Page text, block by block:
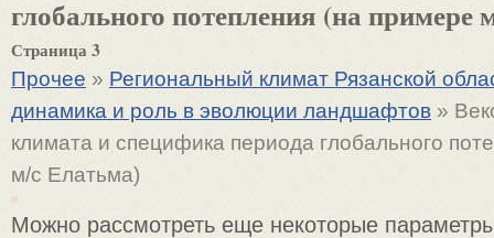
глобального потепления (на примере
Страница 3
Прочее » Региональный климат Рязанской
динамика и роль в эволюции ландшафтов »
климата и специфика периода глобального
м/с Елатьма)
Можно рассмотреть еще некоторые